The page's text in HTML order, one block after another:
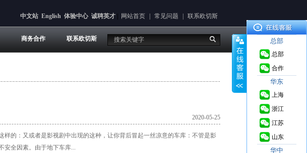
中文站 English 体验中心 诚聘英才 网站首页 常见问题 联系欧切斯
商务合作 联系欧切斯
2020-05-25
的：又或者是影视剧中出现的这种，让你背后冒起一丝凉意的车库：不管是影
安全因素。由于地下车库...
总部
总部
合作
华东
上海
浙江
江苏
山东
华中